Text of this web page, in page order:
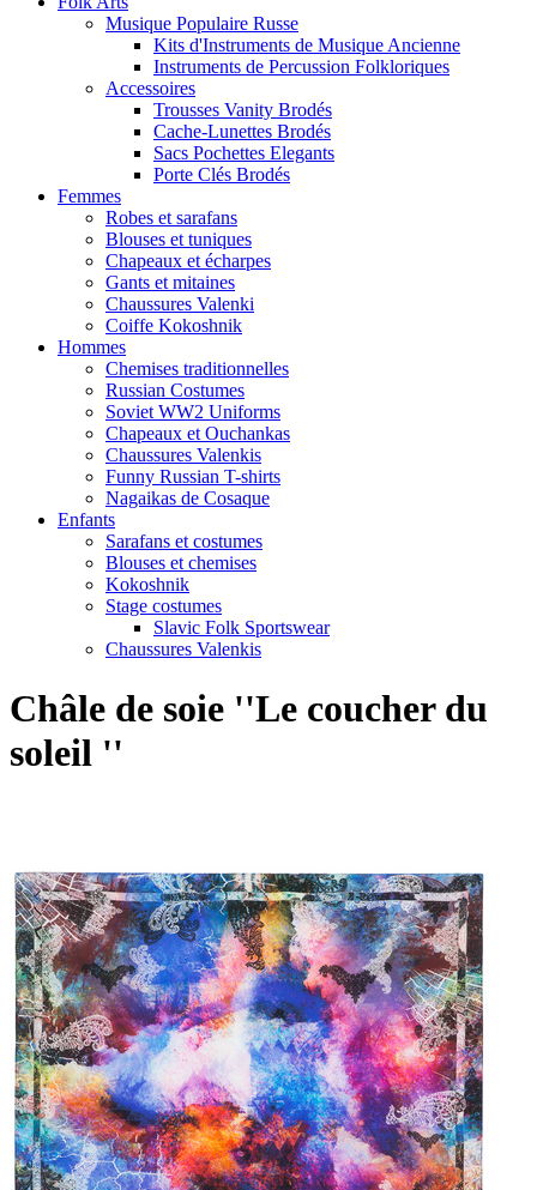
Musique Populaire Russe
Kits d'Instruments de Musique Ancienne
Instruments de Percussion Folkloriques
Accessoires
Trousses Vanity Brodés
Cache-Lunettes Brodés
Sacs Pochettes Elegants
Porte Clés Brodés
Femmes
Robes et sarafans
Blouses et tuniques
Chapeaux et écharpes
Gants et mitaines
Chaussures Valenki
Coiffe Kokoshnik
Hommes
Chemises traditionnelles
Russian Costumes
Soviet WW2 Uniforms
Chapeaux et Ouchankas
Chaussures Valenkis
Funny Russian T-shirts
Nagaikas de Cosaque
Enfants
Sarafans et costumes
Blouses et chemises
Kokoshnik
Stage costumes
Slavic Folk Sportswear
Chaussures Valenkis
Châle de soie ''Le coucher du
soleil ''